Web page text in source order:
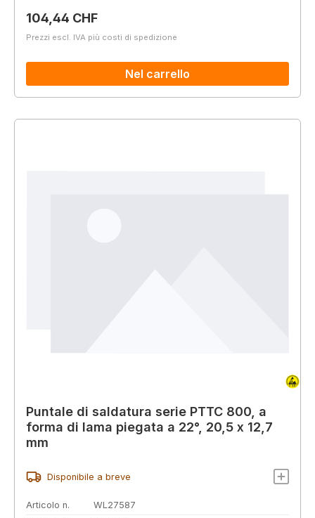
Prezzo normale:
104,44 CHF
Prezzi escl. IVA più costi di spedizione
Nel carrello
Puntale di saldatura serie PTTC 800, a
forma di lama piegata a 22°, 20,5 x 12,7
mm
Disponibile a breve
Articolo n.
WL27587